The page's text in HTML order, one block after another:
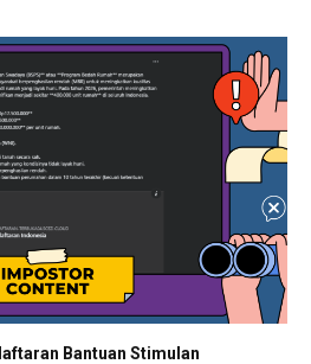
Bantuan Stimulan